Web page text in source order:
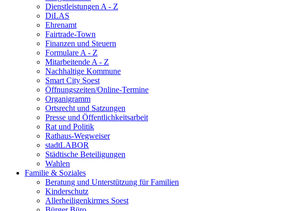
Dienstleistungen A - Z
DiLAS
Ehrenamt
Fairtrade-Town
Finanzen und Steuern
Formulare A - Z
Mitarbeitende A - Z
Nachhaltige Kommune
Smart City Soest
Öffnungszeiten/Online-Termine
Organigramm
Ortsrecht und Satzungen
Presse und Öffentlichkeitsarbeit
Rat und Politik
Rathaus-Wegweiser
stadtLABOR
Städtische Beteiligungen
Wahlen
Familie & Soziales
Beratung und Unterstützung für Familien
Kinderschutz
Allerheiligenkirmes Soest